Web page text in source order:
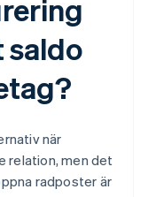
saldo
när
relation, men det
radposter är